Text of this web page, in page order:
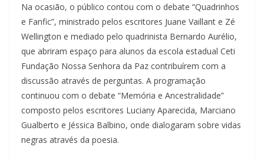
Na ocasião, o público contou com o debate “Quadrinhos
e Fanfic”, ministrado pelos escritores Juane Vaillant e Zé
Wellington e mediado pelo quadrinista Bernardo Aurélio,
que abriram espaço para alunos da escola estadual Ceti
Fundação Nossa Senhora da Paz contribuírem com a
discussão através de perguntas. A programação
continuou com o debate “Memória e Ancestralidade”
composto pelos escritores Luciany Aparecida, Marciano
Gualberto e Jéssica Balbino, onde dialogaram sobre vidas
negras através da poesia.